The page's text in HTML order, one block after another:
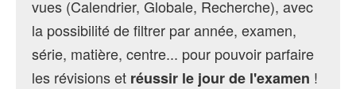
ECE du Bac
vues (Calendrier, Globale, Recherche), avec
la possibilité de filtrer par année, examen,
série, matière, centre... pour pouvoir parfaire
les révisions et réussir le jour de l'examen !